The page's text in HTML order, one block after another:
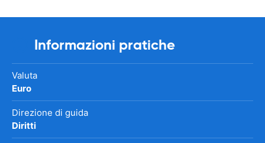
Informazioni pratiche
Valuta
Euro
Direzione di guida
Diritti